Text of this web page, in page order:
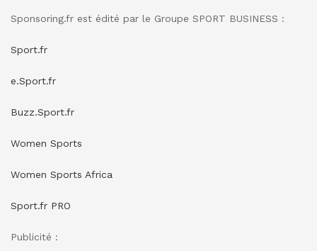
Sponsoring.fr est édité par le Groupe SPORT BUSINESS :
Sport.fr
e.Sport.fr
Buzz.Sport.fr
Women Sports
Women Sports Africa
Sport.fr PRO
Publicité :